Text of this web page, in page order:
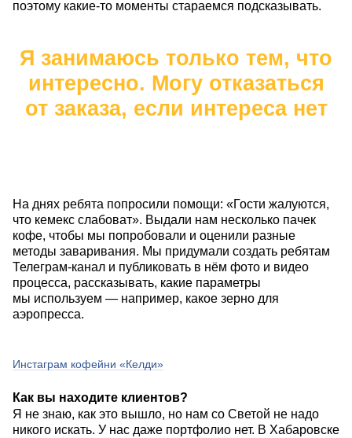
поэтому какие-то моменты стараемся подсказывать.
Я занимаюсь только тем, что
интересно. Могу отказаться
от заказа, если интереса нет
На днях ребята попросили помощи: «Гости жалуются,
что кемекс слабоват». Выдали нам несколько пачек
кофе, чтобы мы попробовали и оценили разные
методы заваривания. Мы придумали создать ребятам
Телеграм-канал и публиковать в нём фото и видео
процесса, рассказывать, какие параметры
мы используем — например, какое зерно для
аэропресса.
Инстаграм кофейни «Келди»
Как вы находите клиентов?
Я не знаю, как это вышло, но нам со Светой не надо
никого искать. У нас даже портфолио нет. В Хабаровске